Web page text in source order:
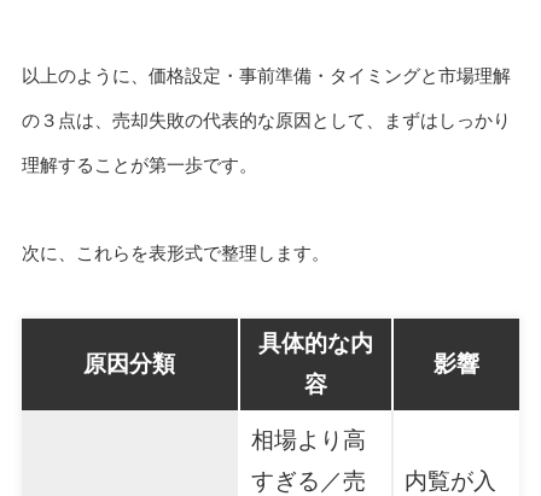
以上のように、価格設定・事前準備・タイミングと市場理解
の３点は、売却失敗の代表的な原因として、まずはしっかり
理解することが第一歩です。
次に、これらを表形式で整理します。
原因分類
具体的な内
容
影響
相場より高
すぎる／売
内覧が入